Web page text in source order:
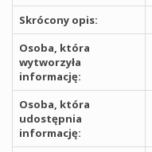
Skrócony opis:
Osoba, która
wytworzyła
informację:
Osoba, która
udostępnia
informację: